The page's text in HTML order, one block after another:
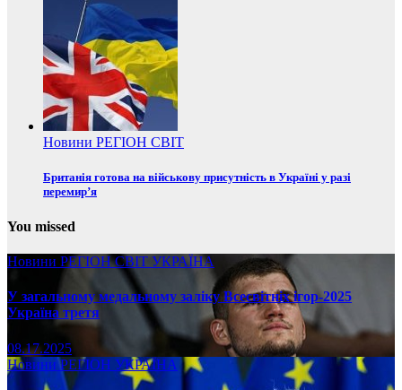
Новини РЕГІОН СВІТ
Британія готова на військову присутність в Україні у разі
перемир’я
You missed
Новини РЕГІОНСВІТ УКРАЇНА
У загальному медальному заліку Всесвітніх ігор-2025
Україна третя
08.17.2025
НовиниРЕГІОН УКРАЇНА